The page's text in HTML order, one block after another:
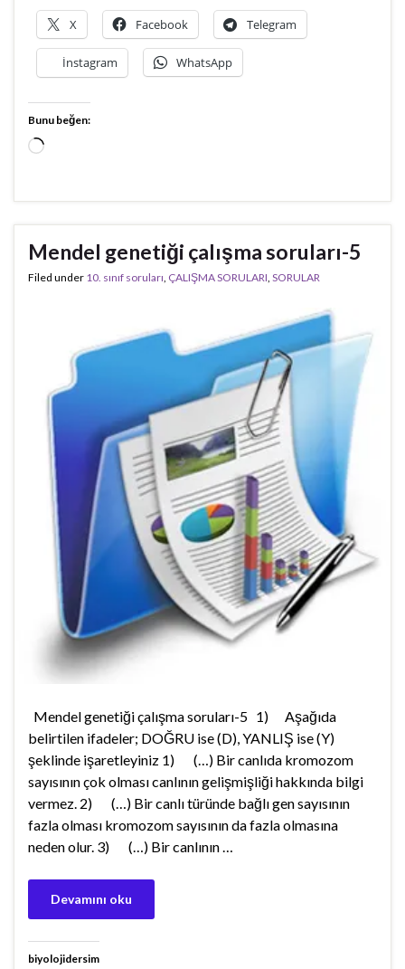
X Facebook Telegram
İnstagram WhatsApp
Bunu beğen:
Yükleniyor...
Mendel genetiği çalışma soruları-5
Filed under 10. sınıf soruları, ÇALIŞMA SORULARI, SORULAR
Mendel genetiği çalışma soruları-5 1) Aşağıda
belirtilen ifadeler; DOĞRU ise (D), YANLIŞ ise (Y)
şeklinde işaretleyiniz 1) (…) Bir canlıda kromozom
sayısının çok olması canlının gelişmişliği hakkında bilgi
vermez. 2) (…) Bir canlı türünde bağlı gen sayısının
fazla olması kromozom sayısının da fazla olmasına
neden olur. 3) (…) Bir canlının …
Devamını oku
biyolojidersim